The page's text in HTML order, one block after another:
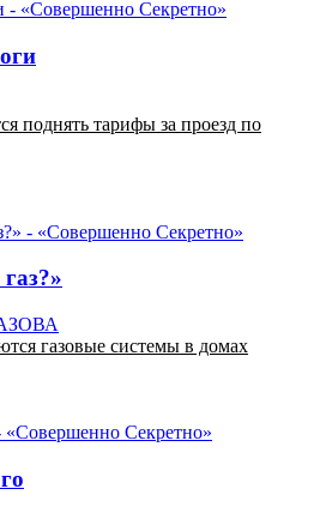
поднять тарифы за проезд по
газовые системы в домах